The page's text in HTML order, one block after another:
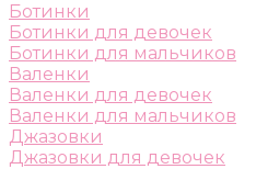
Ботинки
Ботинки для девочек
Ботинки для мальчиков
Валенки
Валенки для девочек
Валенки для мальчиков
Джазовки
Джазовки для девочек